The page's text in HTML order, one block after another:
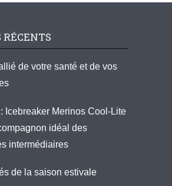
RÉCENTS
de votre santé et de vos
Icebreaker Merinos Cool-Lite
idéal des
intermédiaires
de la saison estivale